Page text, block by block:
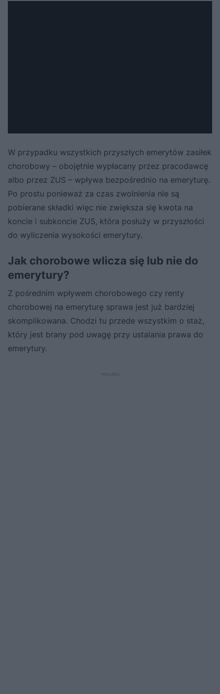
W przypadku wszystkich przyszłych emerytów zasiłek
chorobowy – obojętnie wypłacany przez pracodawcę
albo przez ZUS – wpływa bezpośrednio na emeryturę.
Po prostu ponieważ za czas zwolnienia nie są
pobierane składki więc nie zwiększa się kwota na
koncie i subkoncie ZUS, która posłuży w przyszłości
do wyliczenia wysokości emerytury.
Jak chorobowe wlicza się lub nie do
emerytury?
Z pośrednim wpływem chorobowego czy renty
chorobowej na emeryturę sprawa jest już bardziej
skomplikowana. Chodzi tu przede wszystkim o staż,
który jest brany pod uwagę przy ustalania prawa do
emerytury.